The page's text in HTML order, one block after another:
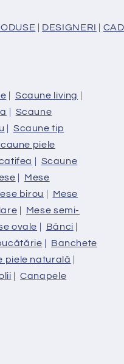
| DESIGNERI |
| Scaune living |
| Scaune
| Scaune tip
piele
| Scaune
| Mese
birou | Mese
| Mese semi-
ovale | Bănci |
| Banchete
piele naturală |
|Canapele